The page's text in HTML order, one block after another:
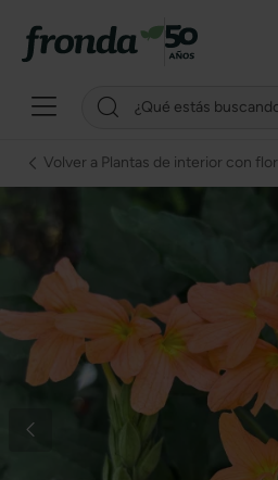
Volver a Plantas de interior con flor